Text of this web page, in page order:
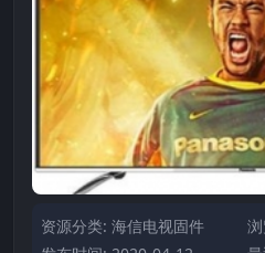
资源分类: 海信电视固件